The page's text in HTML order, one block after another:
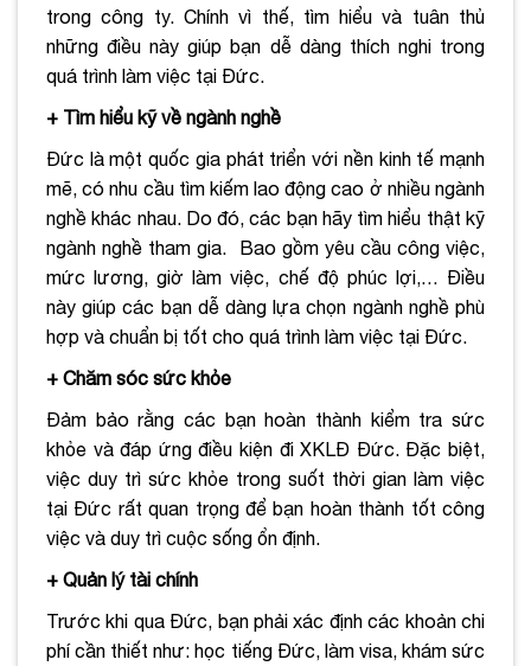
trong công ty. Chính vì thế, tìm hiểu và tuân thủ
những điều này giúp bạn dễ dàng thích nghi trong
quá trình làm việc tại Đức.
+ Tìm hiểu kỹ về ngành nghề
Đức là một quốc gia phát triển với nền kinh tế mạnh
mẽ, có nhu cầu tìm kiếm lao động cao ở nhiều ngành
nghề khác nhau. Do đó, các bạn hãy tìm hiểu thật kỹ
ngành nghề tham gia. Bao gồm yêu cầu công việc,
mức lương, giờ làm việc, chế độ phúc lợi,… Điều
này giúp các bạn dễ dàng lựa chọn ngành nghề phù
hợp và chuẩn bị tốt cho quá trình làm việc tại Đức.
+ Chăm sóc sức khỏe
Đảm bảo rằng các bạn hoàn thành kiểm tra sức
khỏe và đáp ứng điều kiện đi XKLĐ Đức. Đặc biệt,
việc duy trì sức khỏe trong suốt thời gian làm việc
tại Đức rất quan trọng để bạn hoàn thành tốt công
việc và duy trì cuộc sống ổn định.
+ Quản lý tài chính
Trước khi qua Đức, bạn phải xác định các khoản chi
phí cần thiết như: học tiếng Đức, làm visa, khám sức